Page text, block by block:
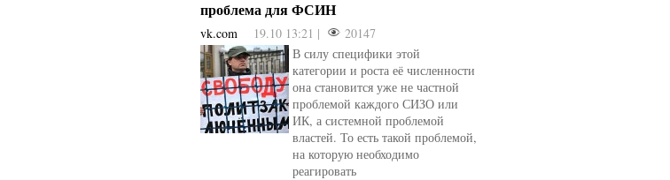
проблема для ФСИН
vk.com 19.10 13:21 |
20147
В силу специфики этой
категории и роста её численности
она становится уже не частной
проблемой каждого СИЗО или
ИК, а системной проблемой
властей. То есть такой проблемой,
на которую необходимо
реагировать